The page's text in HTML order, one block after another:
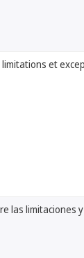
limitations et
las limitaciones